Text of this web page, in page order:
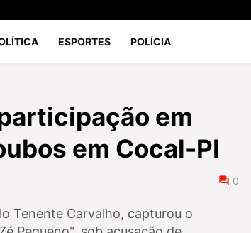
ESPORTES POLÍCIA
em
em Cocal-PI
0
Tenente Carvalho, capturou o